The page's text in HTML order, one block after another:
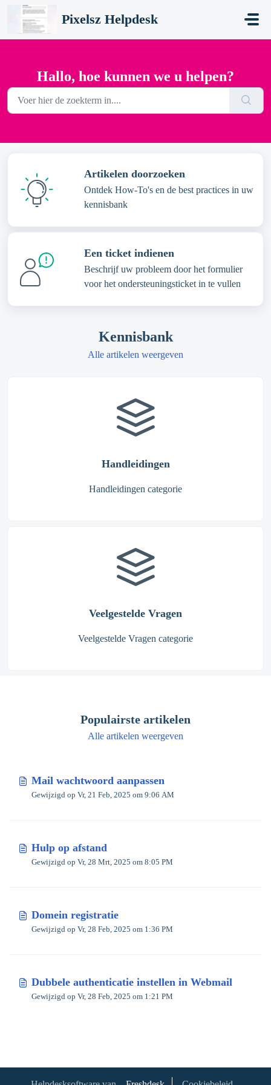
Doorgaan naar hoofdinhoud
Pixelsz Helpdesk
Hallo, hoe kunnen we u helpen?
Artikelen doorzoeken
Ontdek How-To's en de best practices in uw
kennisbank
Een ticket indienen
Beschrijf uw probleem door het formulier
voor het ondersteuningsticket in te vullen
Kennisbank
Alle artikelen weergeven
Handleidingen
Handleidingen categorie
Veelgestelde Vragen
Veelgestelde Vragen categorie
Populairste artikelen
Alle artikelen weergeven
Mail wachtwoord aanpassen
Gewijzigd op Vr, 21 Feb, 2025 om 9:06 AM
Hulp op afstand
Gewijzigd op Vr, 28 Mrt, 2025 om 8:05 PM
Domein registratie
Gewijzigd op Vr, 28 Feb, 2025 om 1:36 PM
Dubbele authenticatie instellen in Webmail
Gewijzigd op Vr, 28 Feb, 2025 om 1:21 PM